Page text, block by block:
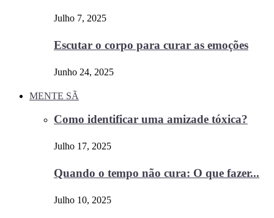
Julho 7, 2025
Escutar o corpo para curar as emoções
Junho 24, 2025
MENTE SÃ
Como identificar uma amizade tóxica?
Julho 17, 2025
Quando o tempo não cura: O que fazer...
Julho 10, 2025